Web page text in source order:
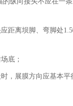
距离坝脚、弯脚处
底；
，展膜方向应基本平